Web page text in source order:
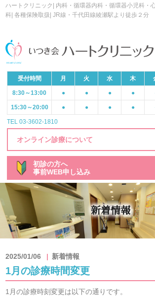
ハートクリニック| 内科・循環器内科・循環器小児科・
科| 各種保険取扱| JR線・千代田線綾瀬駅より徒歩２分
受付時間 月 火 水 木
8:30～13:00 ● ● ● ●
15:30～20:00 ● ● ● ●
TEL 03-3602-1810
オンライン診療について
初診の方へ
事前WEB申し込み
新着情報
2025/01/06 新着情報
1月の診療時間変更
1月の診療時刻変更は以下の通りです。